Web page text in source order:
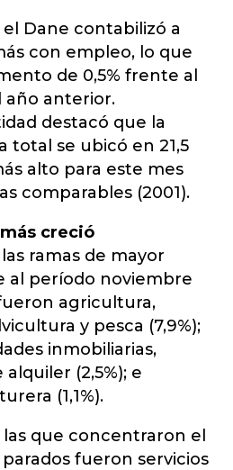
Dane contabilizó a
con empleo, lo que
de 0,5% frente al
año anterior.
destacó que la
total se ubicó en 21,5
alto para este mes
comparables (2001).
creció
ramas de mayor
al período noviembre
agricultura,
y pesca (7,9%);
inmobiliarias,
(2,5%); e
(1,1%).
que concentraron el
fueron servicios